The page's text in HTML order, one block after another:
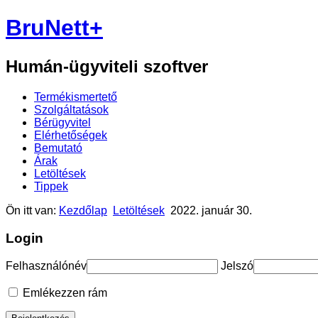
BruNett+
Humán-ügyviteli szoftver
Termékismertető
Szolgáltatások
Bérügyvitel
Elérhetőségek
Bemutató
Árak
Letöltések
Tippek
Ön itt van: Kezdőlap Letöltések 2022. január 30.
Login
Felhasználónév Jelszó
Emlékezzen rám